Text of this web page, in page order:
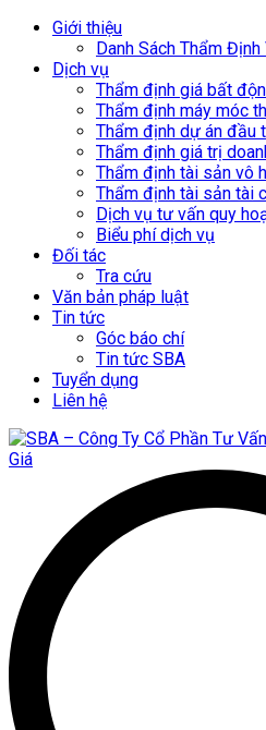
Giới thiệu
Danh Sách Thẩm Định
Dịch vụ
Thẩm định giá bất
Thẩm định máy móc
Thẩm định dự án đầu
Thẩm định giá trị
Thẩm định tài sản vô
Thẩm định tài sản tài
Dịch vụ tư vấn quy
Biểu phí dịch vụ
Đối tác
Tra cứu
Văn bản pháp luật
Tin tức
Góc báo chí
Tin tức SBA
Tuyển dụng
Liên hệ